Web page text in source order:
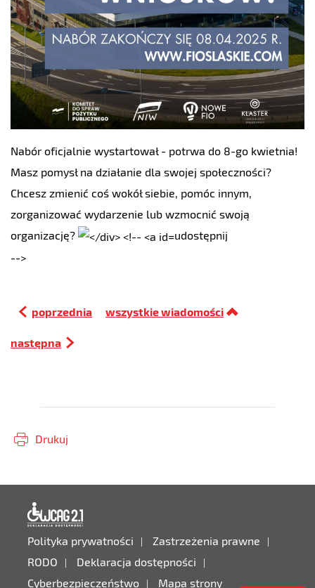
Nabór oficjalnie wystartował - potrwa do 8-go kwietnia!
Masz pomysł na działanie dla swojej społeczności?
Chcesz zmienić coś wokół siebie, pomóc innym,
zorganizować wydarzenie lub wzmocnić swoją
organizację?
udostępnij
-->
poprzednia wszystkie wiadomości
następna
Drukuj
Polityka prywatności
Zastrzeżenia prawne
RODO
Deklaracja dostępności
Cyberbezpieczeństwo
Mapa strony